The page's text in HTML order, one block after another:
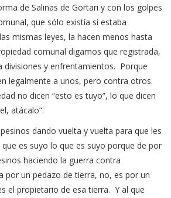
de Salinas de Gortari y con los golpes
que sólo existía si estaba
mismas leyes, la hacen menos hasta
comunal digamos que registrada,
divisiones y enfrentamientos. Porque
legalmente a unos, pero contra otros.
no dicen “esto es tuyo”, lo que dicen
atácalo”.
dando vuelta y vuelta para que les
es suyo lo que es suyo porque de por
haciendo la guerra contra
por un pedazo de tierra, no, es por un
el propietario de esa tierra. Y al que